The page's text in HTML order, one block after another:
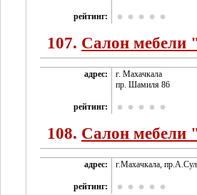
рейтинг:
107. Салон мебели
адрес:
г. Махачкала
пр. Шамиля 86
рейтинг:
108. Салон
адрес: г.Махачкала,
рейтинг: